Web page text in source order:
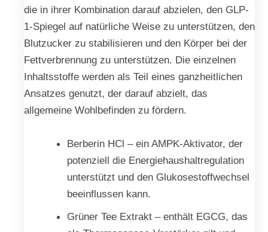
die in ihrer Kombination darauf abzielen, den GLP-
1-Spiegel auf natürliche Weise zu unterstützen, den
Blutzucker zu stabilisieren und den Körper bei der
Fettverbrennung zu unterstützen. Die einzelnen
Inhaltsstoffe werden als Teil eines ganzheitlichen
Ansatzes genutzt, der darauf abzielt, das
allgemeine Wohlbefinden zu fördern.
Berberin HCl – ein AMPK-Aktivator, der
potenziell die Energiehaushaltregulation
unterstützt und den Glukosestoffwechsel
beeinflussen kann.
Grüner Tee Extrakt – enthält EGCG, das